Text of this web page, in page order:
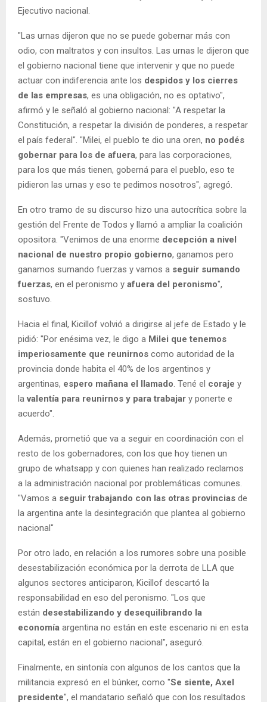
Ejecutivo nacional.
"Las urnas dijeron que no se puede gobernar más con
odio, con maltratos y con insultos. Las urnas le dijeron que
el gobierno nacional tiene que intervenir y que no puede
actuar con indiferencia ante los despidos y los cierres
de las empresas, es una obligación, no es optativo",
afirmó y le señaló al gobierno nacional: "A respetar la
Constitución, a respetar la división de ponderes, a respetar
el país federal". "Milei, el pueblo te dio una oren, no podés
gobernar para los de afuera, para las corporaciones,
para los que más tienen, goberná para el pueblo, eso te
pidieron las urnas y eso te pedimos nosotros", agregó.
En otro tramo de su discurso hizo una autocrítica sobre la
gestión del Frente de Todos y llamó a ampliar la coalición
opositora. "Venimos de una enorme decepción a nivel
nacional de nuestro propio gobierno, ganamos pero
ganamos sumando fuerzas y vamos a seguir sumando
fuerzas, en el peronismo y afuera del peronismo",
sostuvo.
Hacia el final, Kicillof volvió a dirigirse al jefe de Estado y le
pidió: "Por enésima vez, le digo a Milei que tenemos
imperiosamente que reunirnos como autoridad de la
provincia donde habita el 40% de los argentinos y
argentinas, espero mañana el llamado. Tené el coraje y
lavalentía para reunirnos y para trabajar y ponerte e
acuerdo".
Además, prometió que va a seguir en coordinación con el
resto de los gobernadores, con los que hoy tienen un
grupo de whatsapp y con quienes han realizado reclamos
a la administración nacional por problemáticas comunes.
"Vamos a seguir trabajando con las otras provincias de
la argentina ante la desintegración que plantea al gobierno
nacional"
Por otro lado, en relación a los rumores sobre una posible
desestabilización económica por la derrota de LLA que
algunos sectores anticiparon, Kicillof descartó la
responsabilidad en eso del peronismo. "Los que
están desestabilizando y desequilibrando la
economía argentina no están en este escenario ni en esta
capital, están en el gobierno nacional", aseguró.
Finalmente, en sintonía con algunos de los cantos que la
militancia expresó en el búnker, como "Se siente, Axel
presidente", el mandatario señaló que con los resultados